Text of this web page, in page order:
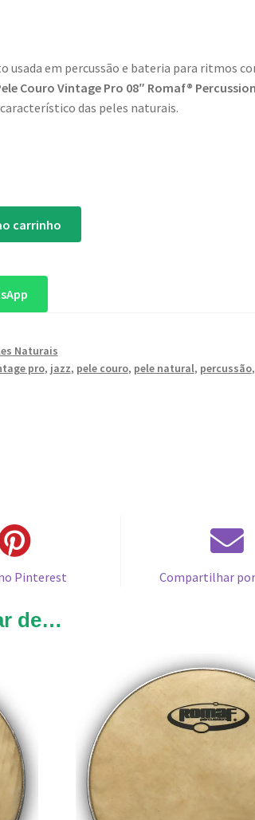
usada em percussão e bateria para ritmos
Couro Vintage Pro 08″ Romaf® Percussion
das peles naturais.
carrinho
Naturais
pro, jazz, pele couro, pele natural, percussão,
Pinterest Compartilhar
de…